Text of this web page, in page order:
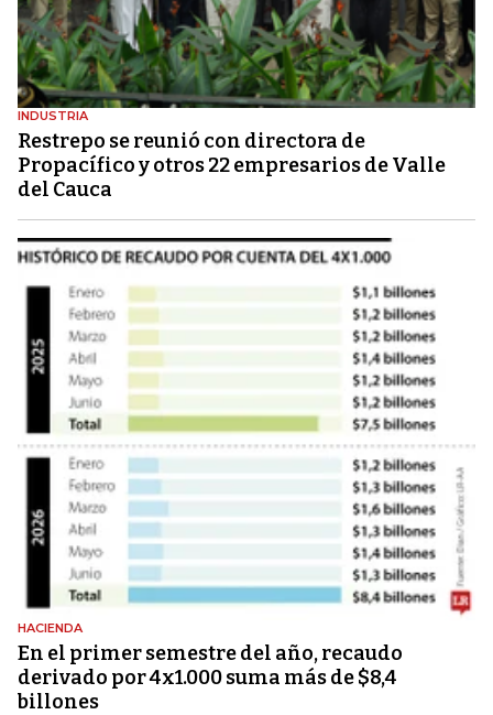
INDUSTRIA
Restrepo se reunió con directora de
Propacífico y otros 22 empresarios de Valle
del Cauca
HACIENDA
En el primer semestre del año, recaudo
derivado por 4x1.000 suma más de $8,4
billones